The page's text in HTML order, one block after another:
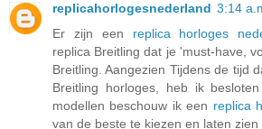
replicahorlogesnederland 3:14
Er zijn een replica horloges
replica Breitling dat je 'must-have,
Breitling. Aangezien Tijdens de tijd
Breitling horloges, heb ik
modellen beschouw ik een replica
van de beste te kiezen en laten zien